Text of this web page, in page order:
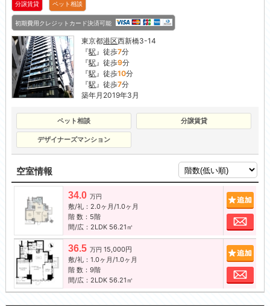
分譲賃貸 ペット相談
初期費用クレジットカード決済可能
東京都港区西新橋3-14
『駅 』徒歩7分
『駅 』徒歩9分
『駅 』徒歩10分
『駅 』徒歩7分
築年月2019年3月
ペット相談 分譲賃貸
デザイナーズマンション
空室情報
34.0 万円
敷/礼：2.0ヶ月/1.0ヶ月
階 数：5階
間/広：2LDK 56.21㎡
お
36.5 万円 15,000円
敷/礼：1.0ヶ月/1.0ヶ月
階 数：9階
間/広：2LDK 56.21㎡
お